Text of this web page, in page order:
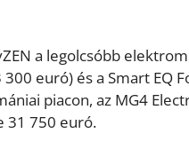
a legolcsóbb
euró) és a Smart EQ
piacon, az MG4
31 750 euró.